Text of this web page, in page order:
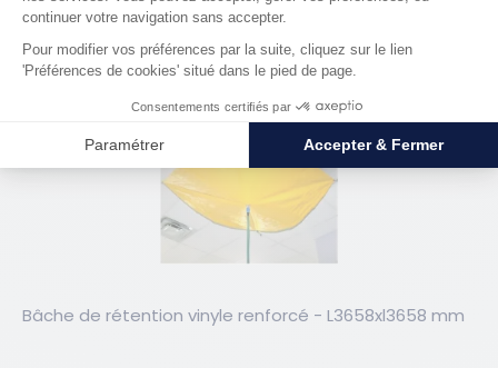
Bâche de rétention vinyle renforcé - L3658xl3658 mm